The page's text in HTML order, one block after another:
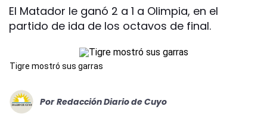
El Matador le ganó 2 a 1 a Olimpia, en el
partido de ida de los octavos de final.
Tigre mostró sus garras
Por Redacción Diario de Cuyo